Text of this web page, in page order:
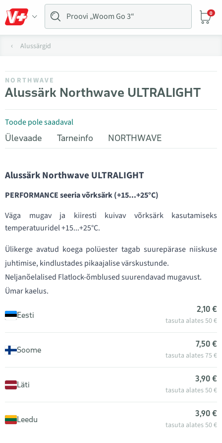
0
Alussärgid
NORTHWAVE
Alussärk Northwave ULTRALIGHT
Toode pole saadaval
Ülevaade
Tarneinfo NORTHWAVE
Alussärk Northwave ULTRALIGHT
PERFORMANCE seeria võrksärk (+15...+25°C)
Väga mugav ja kiiresti kuivav võrksärk kasutamiseks
temperatuuridel +15...+25°C.
Ülikerge avatud koega polüester tagab suurepärase niiskuse
juhtimise, kindlustades pikaajalise värskustunde.
Neljanõelalised Flatlock-õmblused suurendavad mugavust.
Ümar kaelus.
Eesti
2,10 €
tasuta alates 50 €
Soome
7,50 €
tasuta alates 75 €
Läti
3,90 €
tasuta alates 50 €
Leedu
3,90 €
tasuta alates 50 €